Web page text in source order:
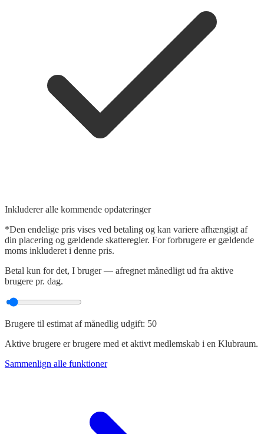
Inkluderer alle kommende opdateringer
*Den endelige pris vises ved betaling og kan variere afhængigt af
din placering og gældende skatteregler. For forbrugere er gældende
moms inkluderet i denne pris.
Betal kun for det, I bruger — afregnet månedligt ud fra aktive
brugere pr. dag.
Brugere til estimat af månedlig udgift: 50
Aktive brugere er brugere med et aktivt medlemskab i en Klubraum.
Sammenlign alle funktioner